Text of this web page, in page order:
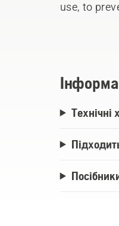
use, to
Технічні